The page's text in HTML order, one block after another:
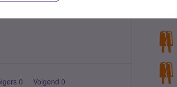
0 Volgend 0